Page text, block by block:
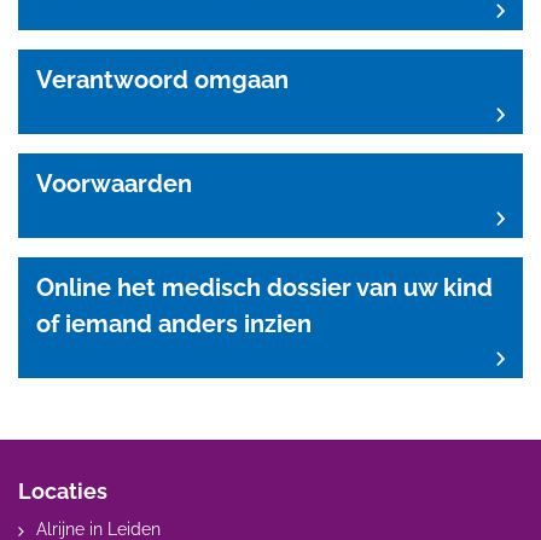
Verantwoord omgaan
Voorwaarden
Online het medisch dossier van uw kind
of iemand anders inzien
Locaties
Alrijne in Leiden